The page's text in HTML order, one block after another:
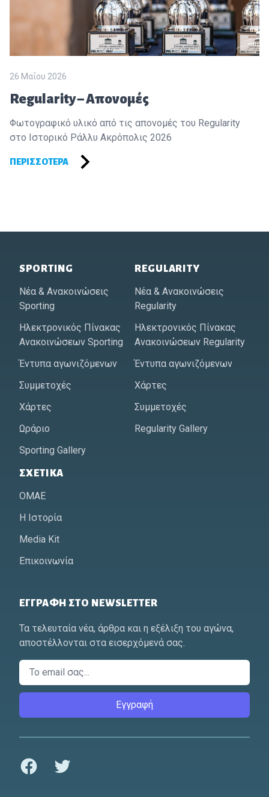
26 Μαΐου 2026
Regularity – Απονομές
Φωτογραφικό υλικό από τις απονομές του Regularity
στο Ιστορικό Ράλλυ Ακρόπολις 2026
ΠΕΡΙΣΣΌΤΕΡΑ
SPORTING
Νέα & Ανακοινώσεις
Sporting
Ηλεκτρονικός Πίνακας
Ανακοινώσεων Sporting
Έντυπα αγωνιζόμενων
Συμμετοχές
Χάρτες
Ωράριο
Sporting Gallery
REGULARITY
Νέα & Ανακοινώσεις
Regularity
Ηλεκτρονικός Πίνακας
Ανακοινώσεων Regularity
Έντυπα αγωνιζόμενων
Χάρτες
Συμμετοχές
Regularity Gallery
ΣΧΕΤΙΚΆ
ΟΜΑΕ
Η Ιστορία
Media Kit
Επικοινωνία
ΕΓΓΡΑΦΉ ΣΤΟ NEWSLETTER
Τα τελευταία νέα, άρθρα και η εξέλιξη του αγώνα,
αποστέλλονται στα εισερχόμενά σας.
Email
Εγγραφή
FacebookTwitter